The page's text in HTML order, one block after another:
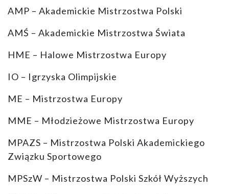
AMP – Akademickie Mistrzostwa Polski
AMŚ – Akademickie Mistrzostwa Świata
HME – Halowe Mistrzostwa Europy
IO – Igrzyska Olimpijskie
ME – Mistrzostwa Europy
MME – Młodzieżowe Mistrzostwa Europy
MPAZS – Mistrzostwa Polski Akademickiego
Związku Sportowego
MPSzW – Mistrzostwa Polski Szkół Wyższych